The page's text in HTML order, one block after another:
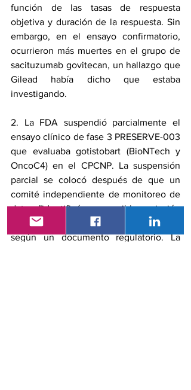
función de las tasas de respuesta
objetiva y duración de la respuesta. Sin
embargo, en el ensayo confirmatorio,
ocurrieron más muertes en el grupo de
sacituzumab govitecan, un hallazgo que
Gilead había dicho que estaba
investigando.
2. La FDA suspendió parcialmente el
ensayo clínico de fase 3 PRESERVE-003
que evaluaba gotistobart (BioNTech y
OncoC4) en el CPCNP. La suspensión
parcial se colocó después de que un
comité independiente de monitoreo de
datos "identificó una posible variación
en los resultados de la población",
según un documento regulatorio. La